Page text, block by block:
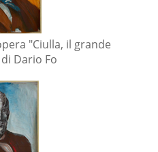
"Ciulla, il grande
Dario Fo